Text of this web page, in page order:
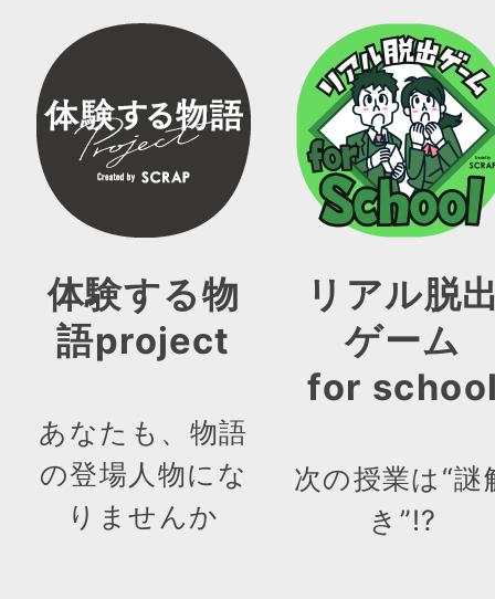
体験する物
語project
あなたも、物語
の登場人物にな
りませんか
リアル脱
ゲーム
for
次の授業は“謎
き”!?